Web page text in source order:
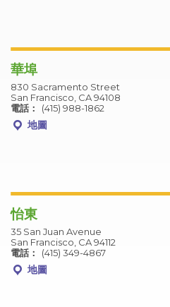
華埠
830 Sacramento Street
San Francisco, CA 94108
電話：
(415) 988-1862
地圖
怡東
35 San Juan Avenue
San Francisco, CA 94112
電話：
(415) 349-4867
地圖